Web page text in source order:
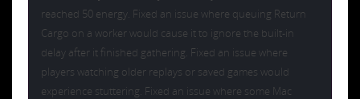
reached 50 energy. Fixed an issue where queuing Return
Cargo on a worker would cause it to ignore the built-in
delay after it finished gathering. Fixed an issue where
players watching older replays or saved games would
experience stuttering. Fixed an issue where some Mac